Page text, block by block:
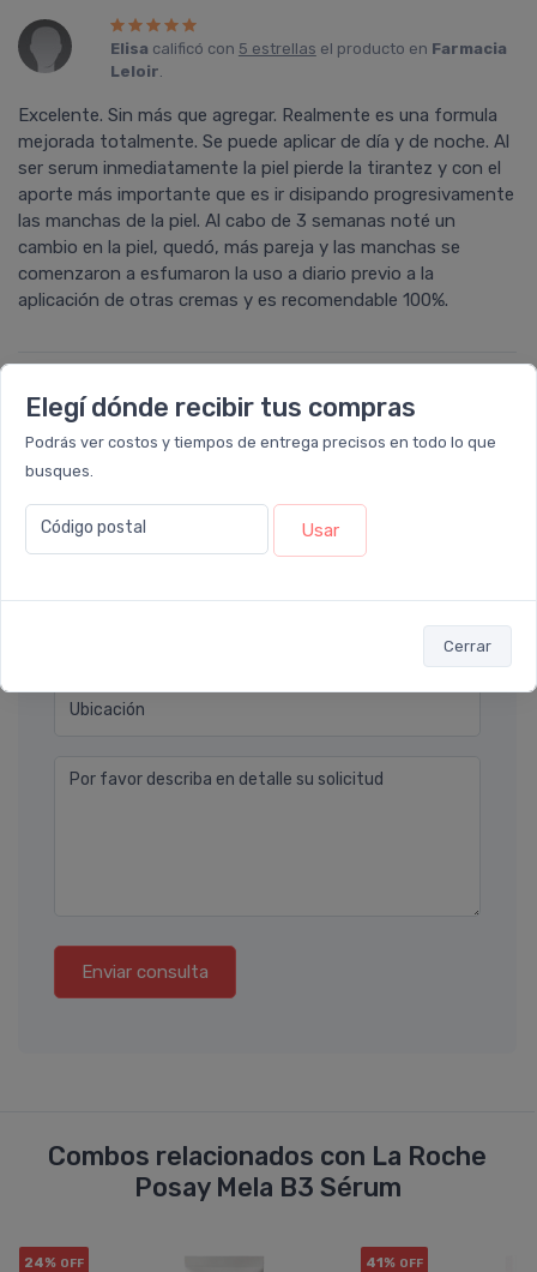
Elegí dónde recibir tus compras
Podrás ver costos y tiempos de entrega precisos en todo lo que
busques.
Código postal Usar
Cerrar
Elisa calificó con 5 estrellas el producto en Farmacia
Leloir.
Excelente. Sin más que agregar. Realmente es una formula
mejorada totalmente. Se puede aplicar de día y de noche. Al
ser serum inmediatamente la piel pierde la tirantez y con el
aporte más importante que es ir disipando progresivamente
las manchas de la piel. Al cabo de 3 semanas noté un
cambio en la piel, quedó, más pareja y las manchas se
comenzaron a esfumaron la uso a diario previo a la
aplicación de otras cremas y es recomendable 100%.
Déjanos tu consulta
Nombre completo* (ej. Diego Lopez)
Ubicación
Por favor describa en detalle su solicitud
Enviar consulta
Combos relacionados con La Roche
Posay Mela B3 Sérum
24% OFF 41% OFF